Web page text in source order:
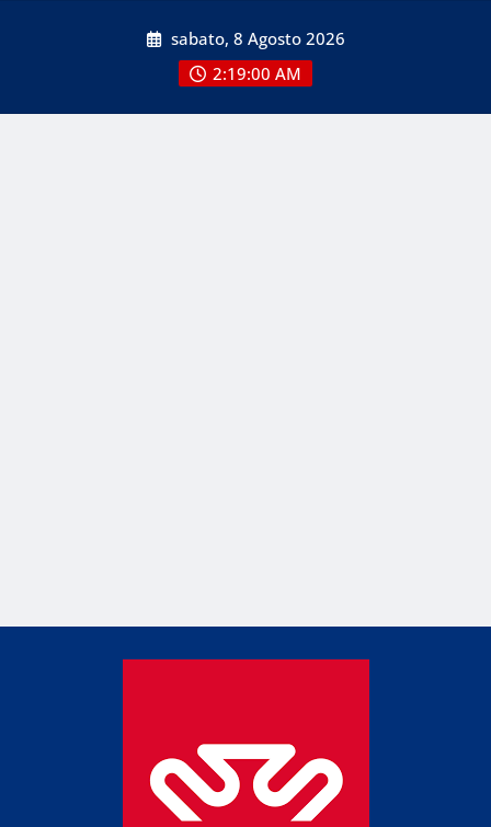
sabato, 8 Agosto 2026
2:19:00 AM